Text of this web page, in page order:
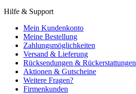
Hilfe & Support
Mein Kundenkonto
Meine Bestellung
Zahlungsmöglichkeiten
Versand & Lieferung
Rücksendungen & Rückerstattungen
Aktionen & Gutscheine
Weitere Fragen?
Firmenkunden